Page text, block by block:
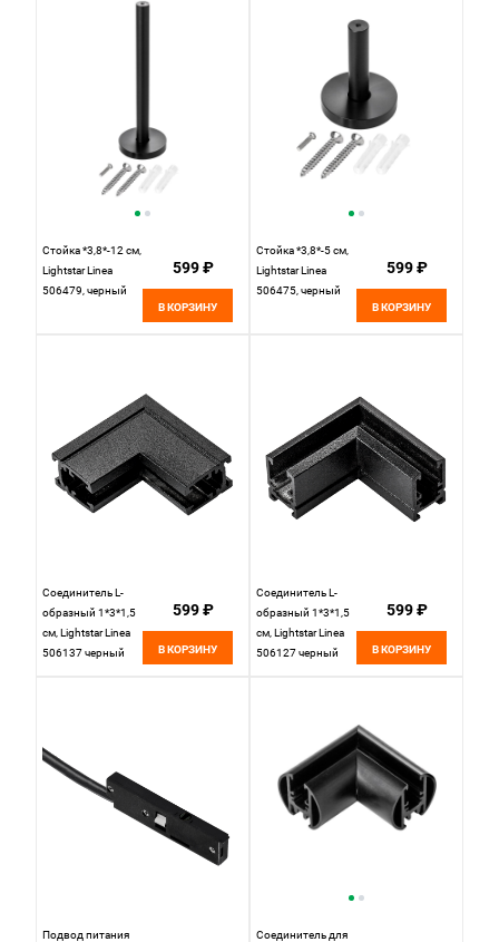
Стойка *3,8*-12 см,
Lightstar Linea
506479, черный
599 ₽
В КОРЗИНУ
Стойка *3,8*-5 см,
Lightstar Linea
506475, черный
599 ₽
В КОРЗИНУ
Соединитель L-
образный 1*3*1,5
см, Lightstar Linea
506137 черный
599 ₽
В КОРЗИНУ
Соединитель L-
образный 1*3*1,5
см, Lightstar Linea
506127 черный
599 ₽
В КОРЗИНУ
Подвод питания
Соединитель для